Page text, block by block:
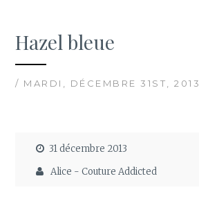
Hazel bleue
/ MARDI, DÉCEMBRE 31ST, 2013
31 décembre 2013
Alice - Couture Addicted